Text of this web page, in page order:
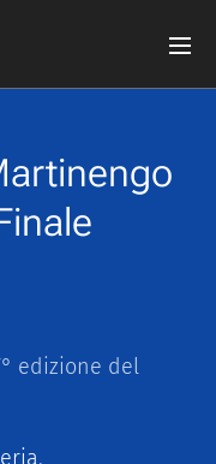
edizione del
.